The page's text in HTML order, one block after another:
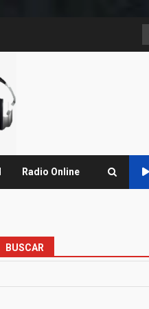
Radio Online
BUSCAR